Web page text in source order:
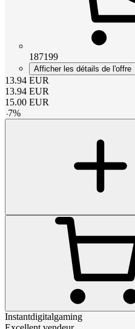
187199
Afficher les détails de l'offre
13.94 EUR
13.94 EUR
15.00 EUR
-7%
Instantdigitalgaming